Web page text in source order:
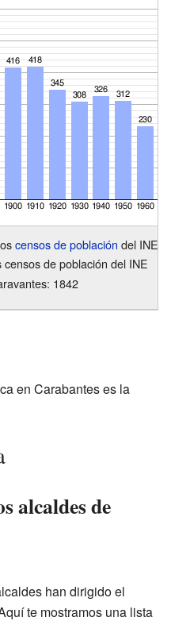
censos de población del INE
de población del INE
1842
en Carabantes es la
alcaldes de
han dirigido el
te mostramos una lista